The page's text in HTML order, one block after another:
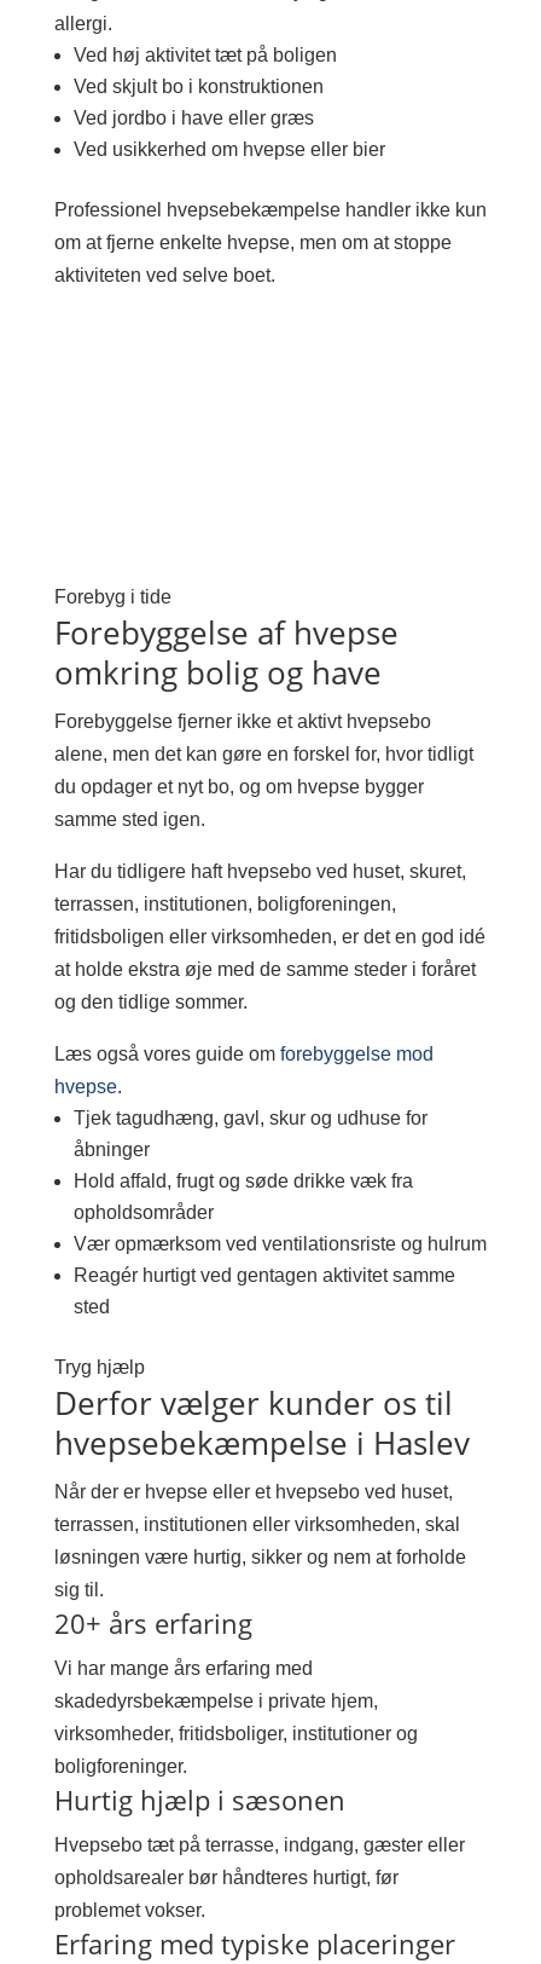
allergi.
Ved høj aktivitet tæt på boligen
Ved skjult bo i konstruktionen
Ved jordbo i have eller græs
Ved usikkerhed om hvepse eller bier
Professionel hvepsebekæmpelse handler ikke kun
om at fjerne enkelte hvepse, men om at stoppe
aktiviteten ved selve boet.
Forebyg i tide
Forebyggelse af hvepse
omkring bolig og have
Forebyggelse fjerner ikke et aktivt hvepsebo
alene, men det kan gøre en forskel for, hvor tidligt
du opdager et nyt bo, og om hvepse bygger
samme sted igen.
Har du tidligere haft hvepsebo ved huset, skuret,
terrassen, institutionen, boligforeningen,
fritidsboligen eller virksomheden, er det en god idé
at holde ekstra øje med de samme steder i foråret
og den tidlige sommer.
Læs også vores guide om forebyggelse mod
hvepse.
Tjek tagudhæng, gavl, skur og udhuse for
åbninger
Hold affald, frugt og søde drikke væk fra
opholdsområder
Vær opmærksom ved ventilationsriste og hulrum
Reagér hurtigt ved gentagen aktivitet samme
sted
Tryg hjælp
Derfor vælger kunder os til
hvepsebekæmpelse i Haslev
Når der er hvepse eller et hvepsebo ved huset,
terrassen, institutionen eller virksomheden, skal
løsningen være hurtig, sikker og nem at forholde
sig til.
20+ års erfaring
Vi har mange års erfaring med
skadedyrsbekæmpelse i private hjem,
virksomheder, fritidsboliger, institutioner og
boligforeninger.
Hurtig hjælp i sæsonen
Hvepsebo tæt på terrasse, indgang, gæster eller
opholdsarealer bør håndteres hurtigt, før
problemet vokser.
Erfaring med typiske placeringer